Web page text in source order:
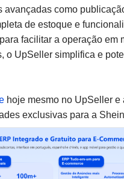
avançadas como
de estoque e
facilitar a operação em
o UpSeller simplifica e
hoje mesmo no UpSeller e
exclusivas para a